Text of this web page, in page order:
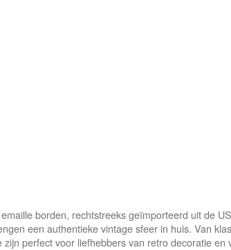
borden, rechtstreeks geïmporteerd uit de
een authentieke vintage sfeer in huis. Van
zijn perfect voor liefhebbers van retro decoratie en